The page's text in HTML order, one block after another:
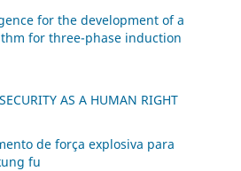
for the development of a
for three-phase induction
AS A HUMAN RIGHT
de força explosiva para
fu